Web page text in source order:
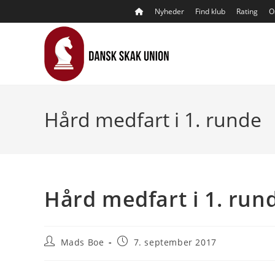
to
Nyheder Find klub Rating
Hård medfart i 1. runde
Hård medfart i 1.
PostMads Boe
Post7. september 2017